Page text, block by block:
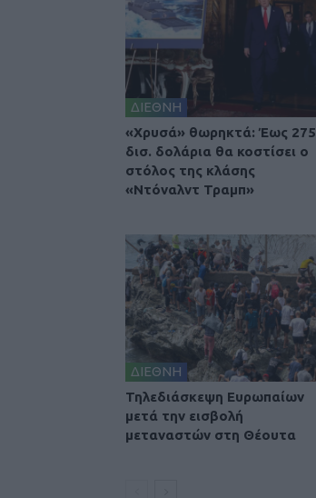
ΔΙΕΘΝΗ
«Χρυσά» θωρηκτά: Έως 275
δισ. δολάρια θα κοστίσει ο
στόλος της κλάσης
«Ντόναλντ Τραμπ»
ΔΙΕΘΝΗ
Τηλεδιάσκεψη Ευρωπαίων
μετά την εισβολή
μεταναστών στη Θέουτα